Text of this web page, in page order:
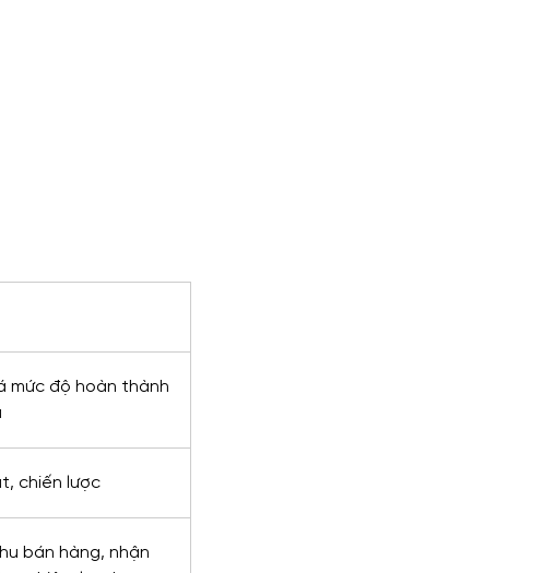
mức độ hoàn thành
chiến lược
bán hàng, nhận